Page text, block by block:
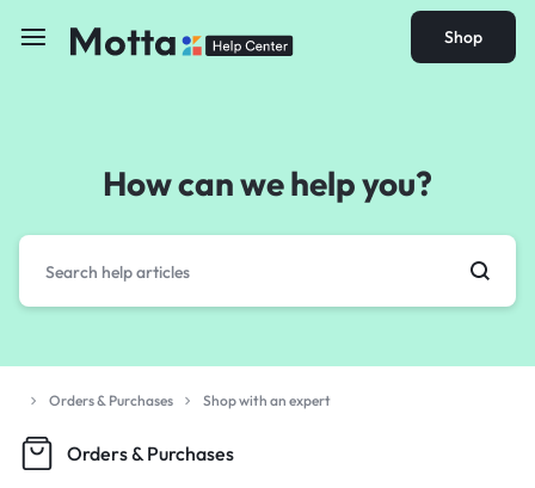
Shop
How can we help you?
Orders & Purchases Shop with an expert
Orders & Purchases